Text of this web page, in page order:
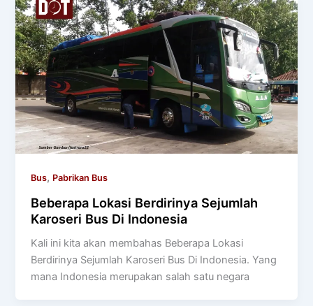
Bus, Pabrikan Bus
Beberapa Lokasi Berdirinya Sejumlah
Karoseri Bus Di Indonesia
Kali ini kita akan membahas Beberapa Lokasi
Berdirinya Sejumlah Karoseri Bus Di Indonesia. Yang
mana Indonesia merupakan salah satu negara